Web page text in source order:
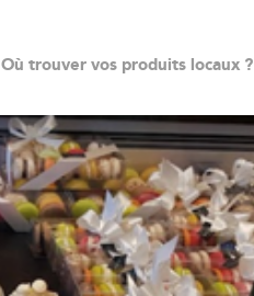
Où trouver vos produits locaux ?